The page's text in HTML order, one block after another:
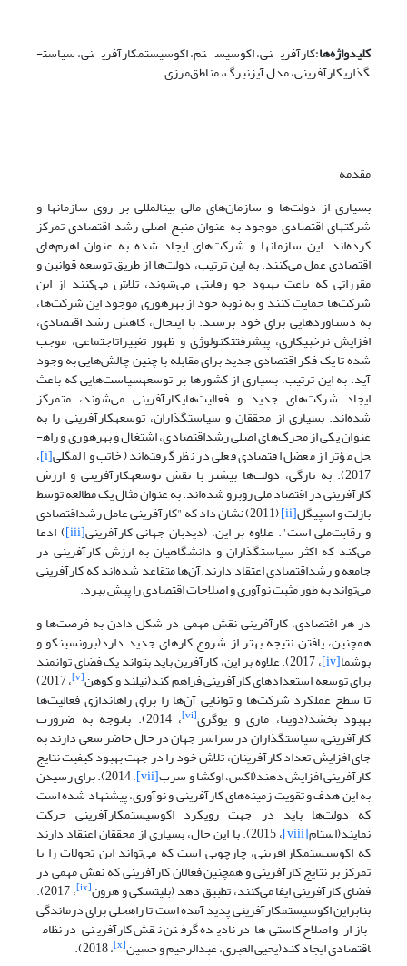
کلیدواژه‌ها:کارآفرینی، اکوسیستم، اکوسیستم­کارآفرینی، سیاست­
گذاری­کارآفرینی، مدل آیزنبرگ، مناطق‌مرزی.
مقدمه
بسیاری از دولت‌ها و سازمان‌های مالی بین­المللی بر روی سازمانها و
شرکتهای اقتصادی موجود به عنوان منبع اصلی رشد اقتصادی تمرکز
کرده‌اند. این سازمانها و شرکت‌های ایجاد شده به عنوان اهرم‌های
اقتصادی عمل می‌کنند. به این ترتیب، دولت‌ها از طریق توسعه قوانین و
مقرراتی که باعث بهبود جو رقابتی می‌شوند، تلاش می‌کنند از این
شرکت‌ها حمایت کنند و به نوبه خود از بهره­وری موجود این شرکت‌ها،
به دستاوردهایی برای خود برسند. با این­حال، کاهش رشد اقتصادی،
افزایش نرخ­بیکاری، پیشرفت­تکنولوژی و ظهور تغییرات­اجتماعی، موجب
شده تا یک فکر اقتصادی جدید برای مقابله با چنین چالش‌هایی به وجود
آید. به این ترتیب، بسیاری از کشورها بر توسعه­سیاست‌هایی که باعث
ایجاد شرکت‌های جدید و فعالیت‌های­کارآفرینی می‌شوند، متمرکز
شده‌اند. بسیاری از محققان و سیاست­گذاران، توسعه­کارآفرینی را به
عنوان یکی از محرک‌های اصلی رشد­اقتصادی، اشتغال و بهره­وری و راه­
حل مؤثر از معضل اقتصادی فعلی در نظر گرفته‌اند (خاتب و المگلی[i] ،
2017). به تازگی، دولت‌ها بیشتر با نقش توسعه­کارآفرینی و ارزش
کارآفرینی در اقتصاد­ ملی روبرو شده‌اند. به عنوان مثال یک مطالعه توسط
بازلت و اسپیگل[ii] (2011) نشان داد که "کارآفرینی عامل رشد­اقتصادی
و رقابت‌ملی است". علاوه بر این، (دیدبان جهانی کارآفرینی[iii] ) ادعا
می‌کند که اکثر سیاست­گذاران و دانشگاهیان به ارزش کارآفرینی در
جامعه و رشد­اقتصادی اعتقاد دارند.آن‌ها متقاعد شده‌اند که کارآفرینی
می‌تواند به طور مثبت نوآوری و اصلاحات اقتصادی را پیش ببرد.
در هر اقتصادی، کارآفرینی نقش مهمی در شکل دادن به فرصت‌ها و
همچنین، یافتن نتیجه بهتر از شروع کارهای جدید دارد(برونسینکو و
بوشما[iv] ، 2017). علاوه بر این، کارآفرین باید بتواند یک فضای توانمند
برای توسعه استعدادهای کارآفرینی فراهم کند(نیلند و کوهن[v] ، 2017)
تا سطح عملکرد شرکت‌ها و توانایی آن‌ها را برای راه­اندازی فعالیت‌ها
بهبود بخشد(دویتا، ماری و پوگزی[vi] ، 2014). باتوجه به ضرورت
کارآفرینی، سیاست­گذاران در سراسر جهان در حال حاضر سعی دارند به
جای افزایش تعداد کارآفرینان، تلاش خود را در جهت بهبود کیفیت نتایج
کارآفرینی افزایش دهند(اکس، اوکشا و سرب[vii] ، 2014). برای رسیدن
به این هدف و تقویت زمینه‌های کارآفرینی و نوآوری، پیشنهاد شده است
که دولت‌ها باید در جهت رویکرد اکوسیستم­کارآفرینی حرکت
نمایند(استام[viii] ، 2015). با این حال، بسیاری از محققان اعتقاد دارند
که اکوسیستم­کارآفرینی، چارچوبی است که می‌تواند این تحولات را با
تمرکز بر نتایج کارآفرینی و همچنین فعالان کارآفرینی که نقش مهمی در
فضای کارآفرینی ایفا می‌کنند، تطبیق دهد (بلیتسکی و هرون[ix] ، 2017).
بنابراین اکوسیستم­کارآفرینی پدید آمده است تا راه­حلی برای درماندگی
بازار و اصلاح کاستی‌ها در نادیده گرفتن نقش کارآفرینی در نظام­
اقتصادی ایجاد کند(یحیی العبری، عبدالرحیم و حسین[x] ، 2018).